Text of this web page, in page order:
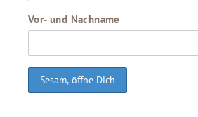
Vor- und Nachname